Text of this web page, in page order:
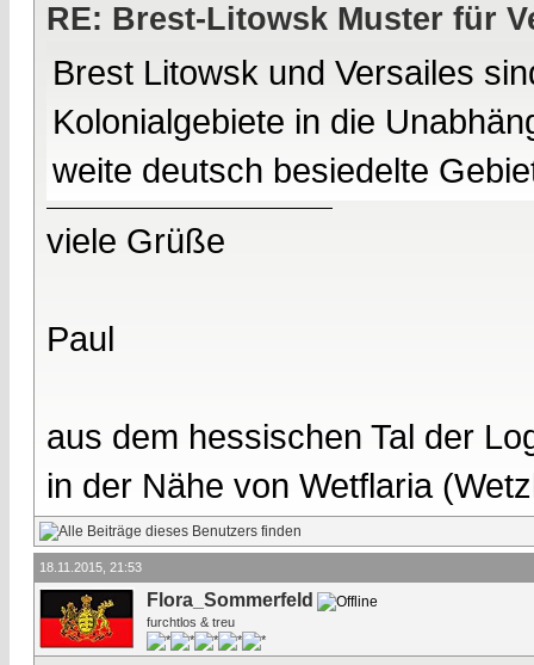
RE: Brest-Litowsk Muster für
Brest Litowsk und Versailes
Kolonialgebiete in die
weite deutsch besiedelte
viele Grüße
Paul
aus dem hessischen Tal der
in der Nähe von Wetflaria
18.11.2015, 21:53
Flora_Sommerfeld
furchtlos & treu